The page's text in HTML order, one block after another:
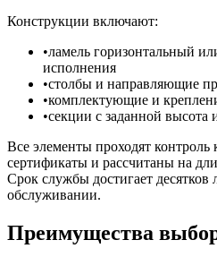
Конструкции включают:
ламель горизонтальный
исполнения
столбы и направляющие
комплектующие и
секции с заданной высота
Все элементы проходят контроль
сертификаты и рассчитаны на
Срок службы достигает
обслуживании.
Преимущества